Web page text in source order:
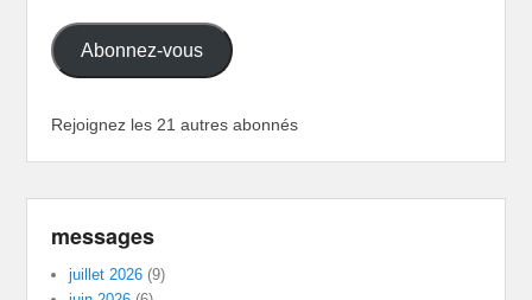
Abonnez-vous
Rejoignez les 21 autres abonnés
messages
juillet 2026 (9)